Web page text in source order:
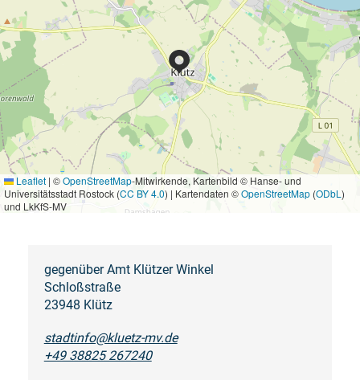
Leaflet | ©OpenStreetMap-Mitwirkende, Kartenbild © Hanse- und
Universitätsstadt Rostock (CC BY 4.0) | Kartendaten ©OpenStreetMap (ODbL )
und LkKfS-MV
gegenüber Amt Klützer Winkel
Schloßstraße
23948 Klütz
stadtinfo@kluetz-mv.de
+49 38825 267240